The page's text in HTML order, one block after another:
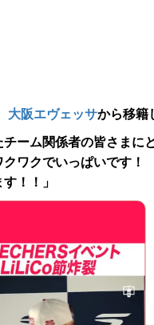
大阪エヴェッサから移籍
ーム関係者の皆さまに
ワクでいっぱいです
！！」